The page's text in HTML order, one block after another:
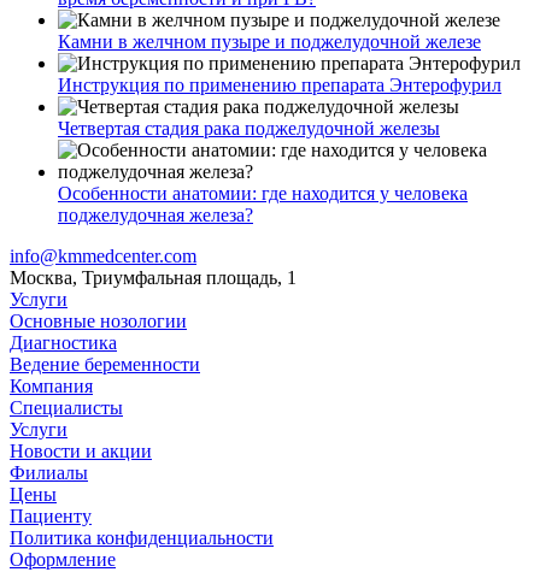
Камни в желчном пузыре и поджелудочной железе
Инструкция по применению препарата Энтерофурил
Четвертая стадия рака поджелудочной железы
Особенности анатомии: где находится у человека
поджелудочная железа?
info@kmmedcenter.com
Москва, Триумфальная площадь, 1
Услуги
Основные нозологии
Диагностика
Ведение беременности
Компания
Специалисты
Услуги
Новости и акции
Филиалы
Цены
Пациенту
Политика конфиденциальности
Оформление